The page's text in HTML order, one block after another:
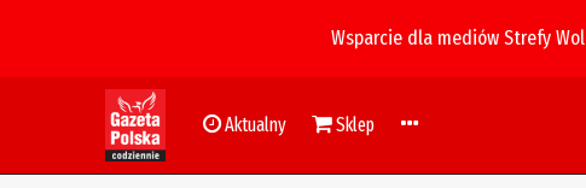
Wsparcie dla mediów Strefy
Aktualny Sklep